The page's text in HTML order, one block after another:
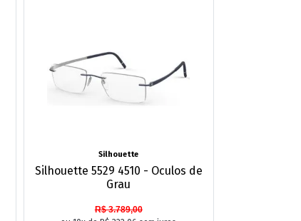
Silhouette
Silhouette 5529 4510 - Oculos de
Grau
R$ 3.789,00